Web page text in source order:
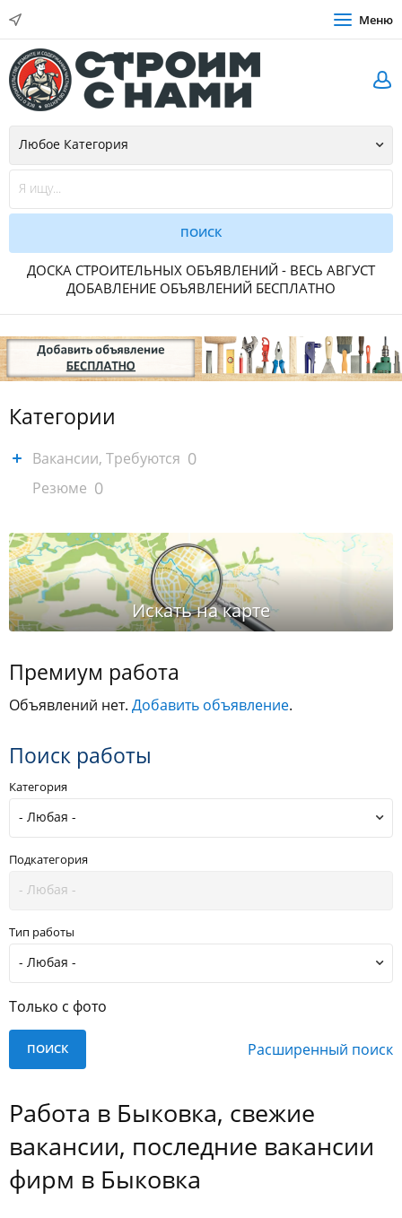
Меню
ДОСКА СТРОИТЕЛЬНЫХ ОБЪЯВЛЕНИЙ - ВЕСЬ АВГУСТ
ДОБАВЛЕНИЕ ОБЪЯВЛЕНИЙ БЕСПЛАТНО
Категории
Вакансии, Требуются 0
Резюме 0
Премиум работа
Объявлений нет. Добавить объявление.
Поиск работы
Категория
Подкатегория
Тип работы
Только с фото
Расширенный поиск
Работа в Быковка, свежие
вакансии, последние вакансии
фирм в Быковка